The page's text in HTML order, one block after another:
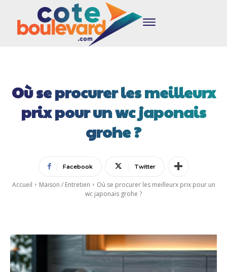
Où se procurer les meilleurx
prix pour un wc japonais
grohe ?
Facebook Twitter
Accueil Maison / Entretien
Où se procurer les meilleurx prix pour un
wc japonais grohe ?